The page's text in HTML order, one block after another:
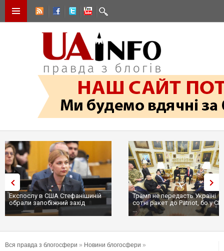
Експослу в США Стефанішиній
обрали запобіжний захід
Трамп не передасть Україні
сотні ракет до Patriot, бо у
...
Вся правда з блогосфери » Новини блогосфери »